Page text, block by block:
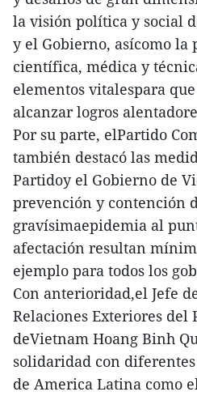
la visión política y social
y el Gobierno, asícomo la
científica, médica y
elementos vitalespara
alcanzar logros
Por su parte, elPartido
también destacó las
Partidoy el Gobierno de
prevención y contención
gravísimaepidemia al
afectación resultan
ejemplo para todos los
Con anterioridad,el Jefe
Relaciones Exteriores del
deVietnam Hoang Binh
solidaridad con
de America Latina como